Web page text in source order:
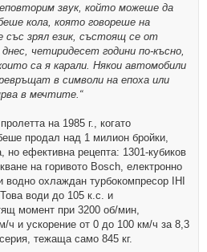
звук, който можеше да
кола, която говореше на
със зрял език, състоящ се от
четиридесет години по-късно,
са я карали. Някои автомобили
в символи на епоха или
в мечтите.“
на 1985 г., когато
продал над 1 милион бройки,
но ефективна рецепта: 1301-кубиков
на горивото Bosch, електронно
водно охлаждан турбокомпресор IHI
води до 105 к.с. и
момент при 3200 об/мин,
ч и ускорение от 0 до 100 км/ч за 8,3
тежаща само 845 кг.